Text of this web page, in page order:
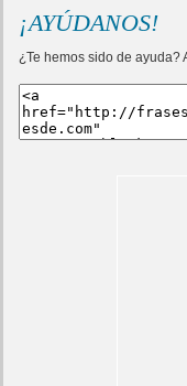
¡AYÚDANOS!
¿Te hemos sido de ayuda?